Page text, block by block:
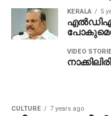
KERALA 5
VIDEO
CULTURE 7 years ago